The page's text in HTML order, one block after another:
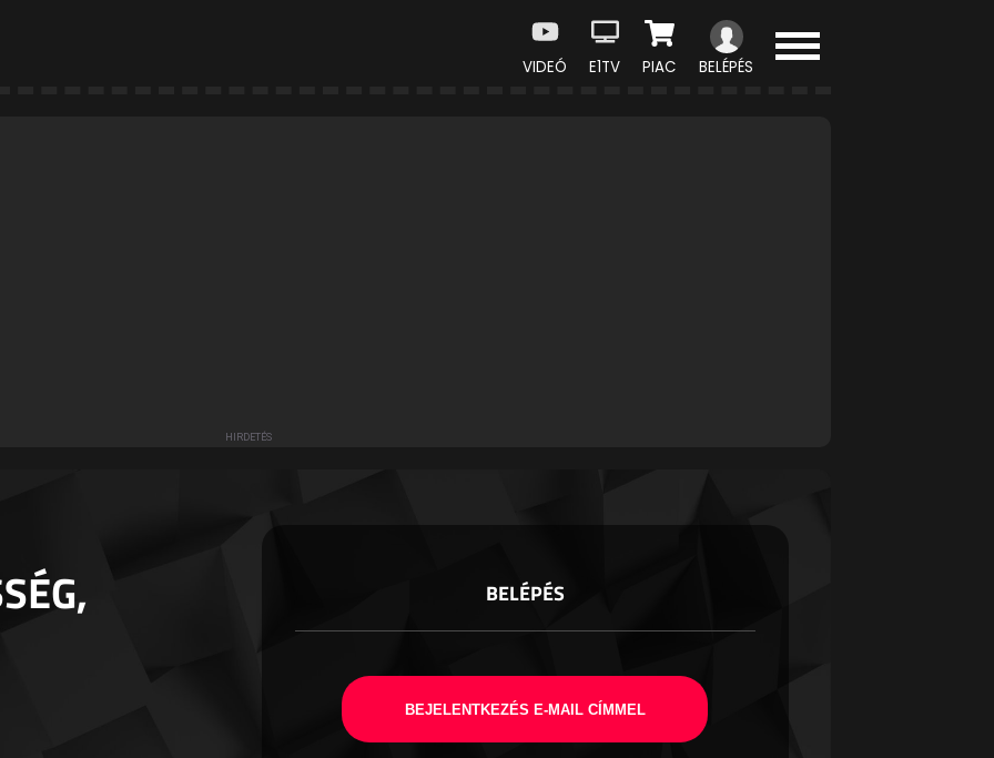
VIDEÓ E1TV PIAC BELÉPÉS
BELÉPÉS
BEJELENTKEZÉS E-MAIL CÍMMEL